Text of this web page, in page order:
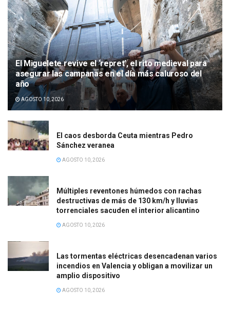
El Miguelete revive el ‘repret’, el rito medieval para
asegurar las campanas en el día más caluroso del
año
AGOSTO 10, 2026
El caos desborda Ceuta mientras Pedro
Sánchez veranea
AGOSTO 10, 2026
Múltiples reventones húmedos con rachas
destructivas de más de 130 km/h y lluvias
torrenciales sacuden el interior alicantino
AGOSTO 10, 2026
Las tormentas eléctricas desencadenan varios
incendios en Valencia y obligan a movilizar un
amplio dispositivo
AGOSTO 10, 2026